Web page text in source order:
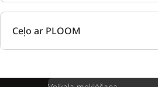
Ceļo ar PLOOM